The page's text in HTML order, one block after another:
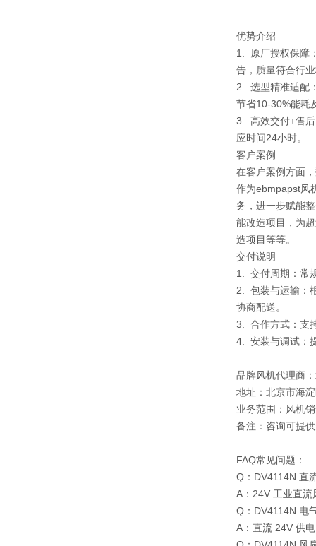
优势介绍
1. 原厂授权保障
告，质量符合行
2. 选型精准适配
节省10-30%能耗
3. 高效交付+售
应时间24小时。
客户案例
在客户案例方面
作为ebmpapst风
务，进一步赋能
能改造项目，为
造项目等等。
交付说明
1. 交付周期：常
2. 包装与运输：
协商配送。
3. 合作方式：支
4. 安装与调试：
品牌风机代理商
地址：北京市海
业务范围：风机
备注：咨询可提
FAQ常见问题：
Q：DV4114N 直
A：24V 工业直
Q：DV4114N 电
A：直流 24V 供